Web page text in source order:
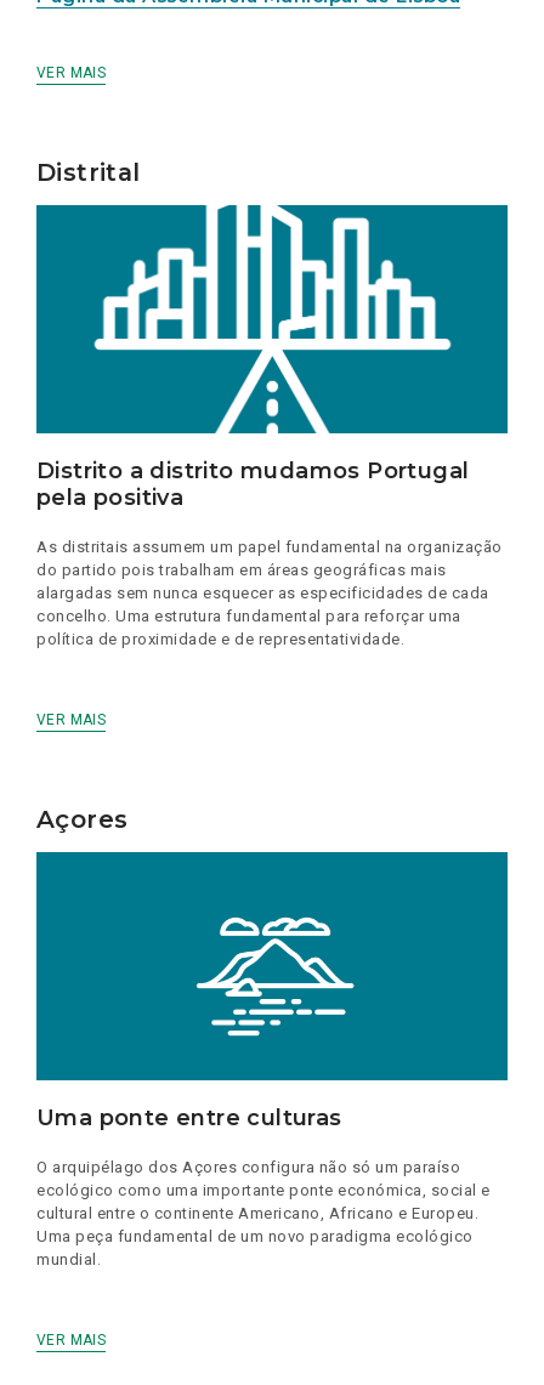
VER MAIS
Distrital
Distrito a distrito mudamos Portugal
pela positiva
As distritais assumem um papel fundamental na organização
do partido pois trabalham em áreas geográficas mais
alargadas sem nunca esquecer as especificidades de cada
concelho. Uma estrutura fundamental para reforçar uma
política de proximidade e de representatividade.
VER MAIS
Açores
Uma ponte entre culturas
O arquipélago dos Açores configura não só um paraíso
ecológico como uma importante ponte económica, social e
cultural entre o continente Americano, Africano e Europeu.
Uma peça fundamental de um novo paradigma ecológico
mundial.
VER MAIS